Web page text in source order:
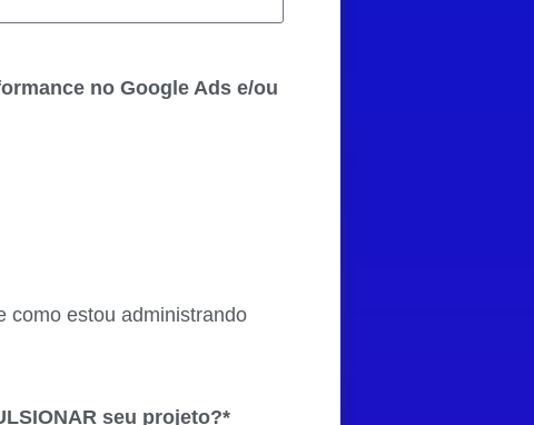
no Google Ads e/ou
como estou administrando
seu projeto?*